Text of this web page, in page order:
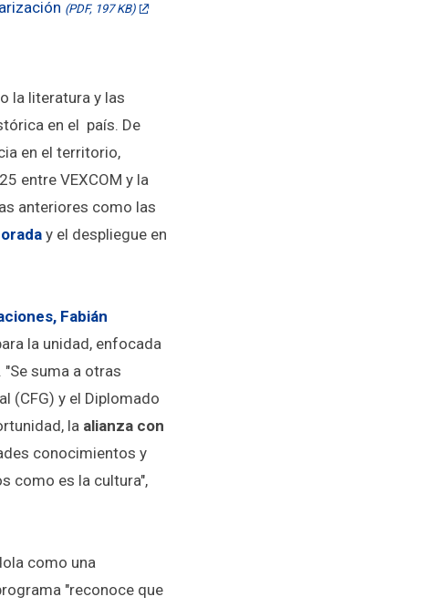
(PDF, 197 KB)
la literatura y las
en el país. De
en el territorio,
entre VEXCOM y la
anteriores como las
y el despliegue en
Fabián
la unidad, enfocada
suma a otras
(CFG) y el Diplomado
la alianza con
conocimientos y
como es la cultura",
como una
"reconoce que